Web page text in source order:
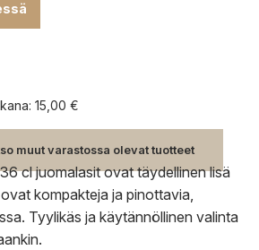
15,00 €
muut varastossa olevat tuotteet
cl juomalasit ovat täydellinen lisä
kompakteja ja pinottavia,
Tyylikäs ja käytännöllinen valinta